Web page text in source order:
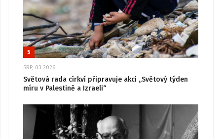
5
SRP, 03 2026
Světová rada církví připravuje akci „Světový týden
míru v Palestině a Izraeli“